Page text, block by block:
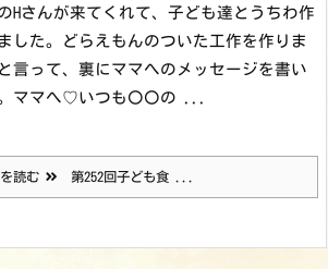
Hさんが来てくれて、子ども達とうちわ作
した。どらえもんのついた工作を作りま
言って、裏にママへのメッセージを書い
ママへ♡いつも〇〇の ...
読む 第252回子ども食 ...